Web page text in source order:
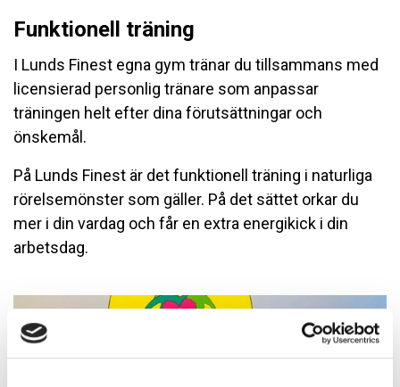
Funktionell träning
I Lunds Finest egna gym tränar du tillsammans med
licensierad personlig tränare som anpassar
träningen helt efter dina förutsättningar och
önskemål.
På Lunds Finest är det funktionell träning i naturliga
rörelsemönster som gäller. På det sättet orkar du
mer i din vardag och får en extra energikick i din
arbetsdag.